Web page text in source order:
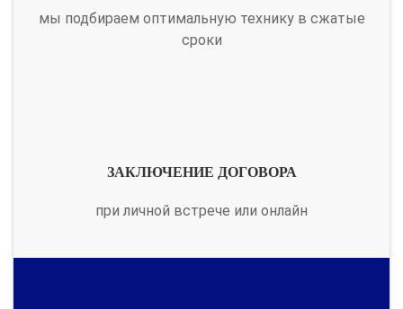
мы подбираем оптимальную технику в сжатые
сроки
ЗАКЛЮЧЕНИЕ ДОГОВОРА
при личной встрече или онлайн